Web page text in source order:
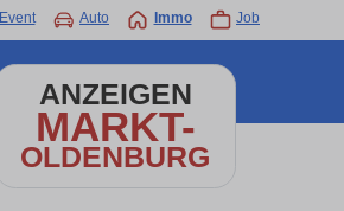
Event Auto Immo Job
ANZEIGEN
MARKT-
OLDENBURG